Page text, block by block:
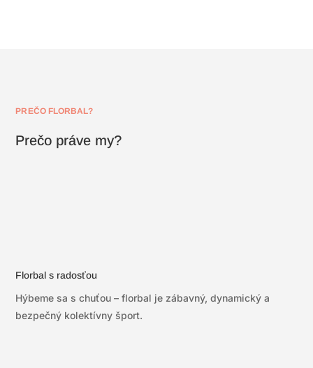
PREČO FLORBAL?
Prečo práve my?
Florbal s radosťou
Hýbeme sa s chuťou – florbal je zábavný, dynamický a
bezpečný kolektívny šport.